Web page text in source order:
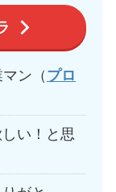
ン（プロ
い！と思